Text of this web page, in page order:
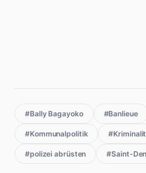
#Bally Bagayoko #Banlieue
#Kommunalpolitik
#polizei abrüsten #Saint-